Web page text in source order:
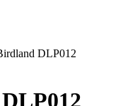
DLP012